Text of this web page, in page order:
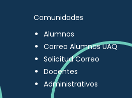
Comunidades
Alumnos
Correo Alumnos UAQ
Solicitud Correo
Docentes
Administrativos